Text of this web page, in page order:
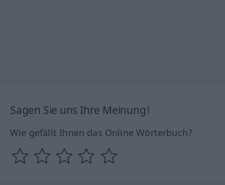
Sagen Sie uns Ihre Meinung!
Wie gefällt Ihnen das Online Wörterbuch?